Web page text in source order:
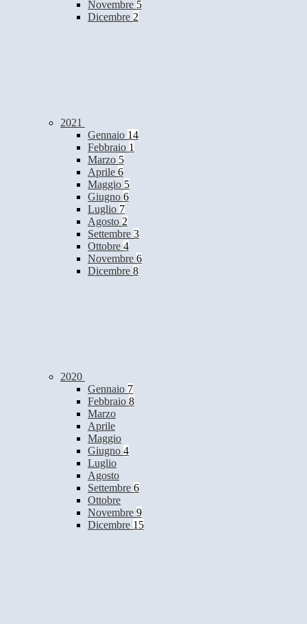
Novembre 5
Dicembre 2
2021
Gennaio 14
Febbraio 1
Marzo 5
Aprile 6
Maggio 5
Giugno 6
Luglio 7
Agosto 2
Settembre 3
Ottobre 4
Novembre 6
Dicembre 8
2020
Gennaio 7
Febbraio 8
Marzo
Aprile
Maggio
Giugno 4
Luglio
Agosto
Settembre 6
Ottobre
Novembre 9
Dicembre 15